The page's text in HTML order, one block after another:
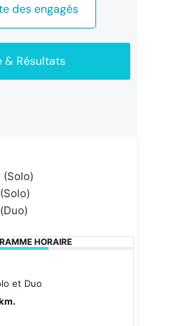
des engagés
& Résultats
(Solo)
HORAIRE
et Duo